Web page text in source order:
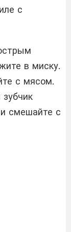
с
в миску.
с мясом.
и смешайте с